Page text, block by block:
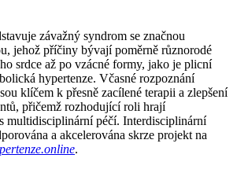
závažný syndrom se značnou
jehož příčiny bývají poměrně různorodé
srdce až po vzácné formy, jako je plicní
hypertenze. Včasné rozpoznání
klíčem k přesně zacílené terapii a zlepšení
přičemž rozhodující roli hrají
multidisciplinární péčí. Interdisciplinární
a akcelerována skrze projekt na
.